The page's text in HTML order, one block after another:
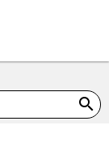
search